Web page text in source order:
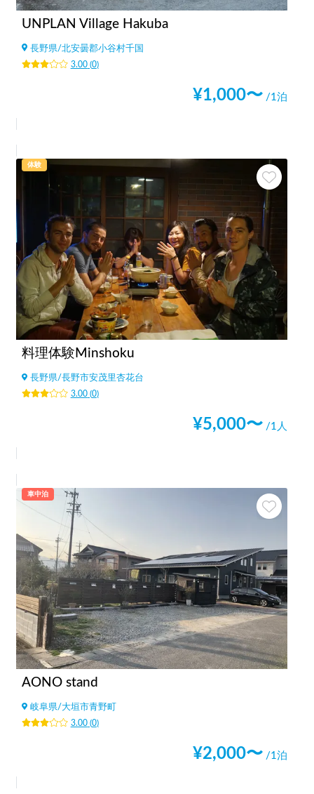
UNPLAN Village Hakuba
長野県/北安曇郡小谷村千国
3.00(0)
¥1,000〜 /1泊
体験
料理体験Minshoku
長野県/長野市安茂里杏花台
3.00(0)
¥5,000〜 /1人
車中泊
AONO stand
岐阜県/大垣市青野町
3.00(0)
¥2,000〜 /1泊